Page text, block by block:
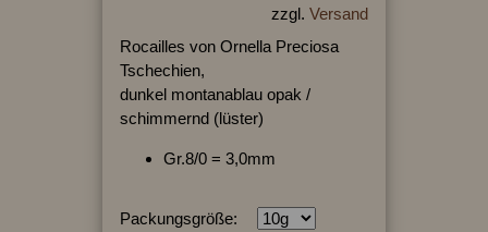
zzgl. Versand
Rocailles von Ornella Preciosa
Tschechien,
dunkel montanablau opak /
schimmernd (lüster)
Gr.8/0 = 3,0mm
Packungsgröße: